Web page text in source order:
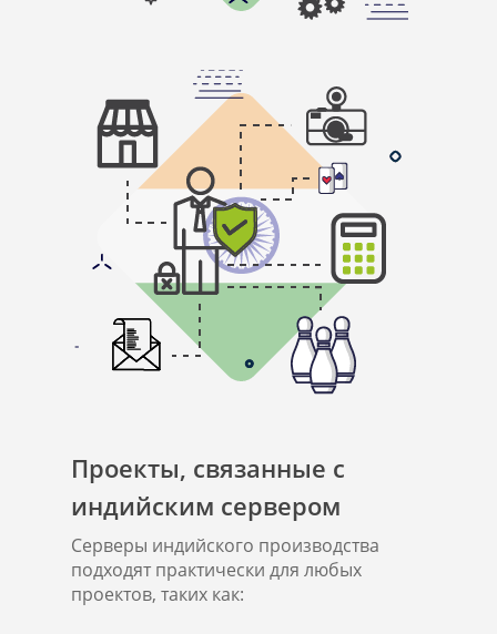
Проекты, связанные с
индийским сервером
Серверы индийского производства
подходят практически для любых
проектов, таких как: